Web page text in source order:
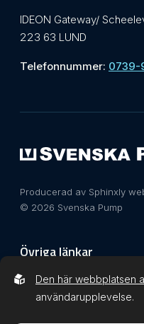
IDEON Gateway/
223 63 LUND
Telefonnummer: 0739-
Producerad av Sphinxly
© 2026 Svenska Pump
Övriga länkar
Integritetspolicy
Den här webbplatsen
användarupplevelse.